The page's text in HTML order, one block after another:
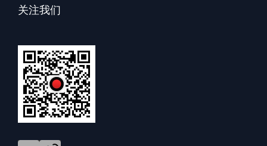
关注我们